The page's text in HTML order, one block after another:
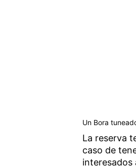
Un Bora
La reserva
caso de
interesados